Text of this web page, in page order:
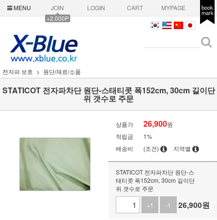
MENU
JOIN
+2,000P
LOGIN CART MYPAGE book
mark
전자파 보호 원단/재료/소품
STATICOT 전자파차단 원단-스태티콧 폭152cm, 30cm 길이단
위 갯수로 주문
상품가 26,900원
적립금
1%
배송비
(조건) 지역별
STATICOT 전자파차단 원단-스
태티콧 폭152cm, 30cm 길이단
위 갯수로 주문
+1
-1 26,900원